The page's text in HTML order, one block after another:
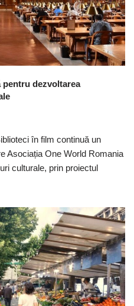
pentru dezvoltarea
în film continuă un
Asociația One World Romania
culturale, prin proiectul